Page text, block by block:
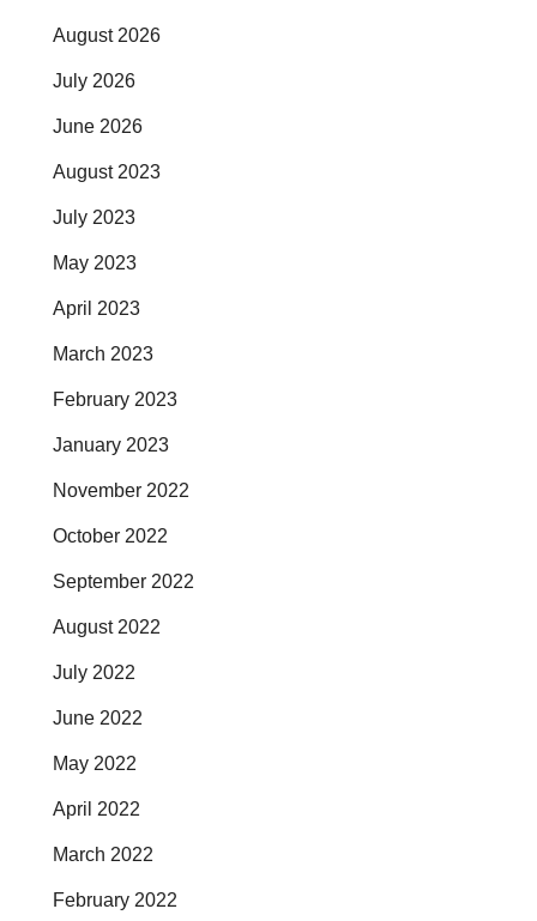
August 2026
July 2026
June 2026
August 2023
July 2023
May 2023
April 2023
March 2023
February 2023
January 2023
November 2022
October 2022
September 2022
August 2022
July 2022
June 2022
May 2022
April 2022
March 2022
February 2022